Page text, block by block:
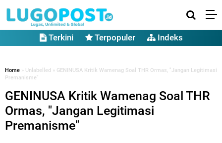
Terkini Terpopuler Indeks
Home » Unlabelled » GENINUSA Kritik Wamenag Soal THR Ormas, "Jangan Legitimasi
Premanisme"
GENINUSA Kritik Wamenag Soal THR
Ormas, "Jangan Legitimasi
Premanisme"